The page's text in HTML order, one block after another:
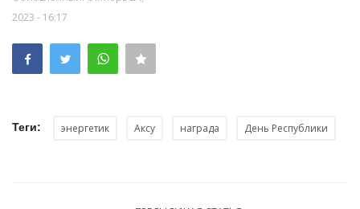
2023 - 16:17
Теги: энергетик Аксу награда День Республики